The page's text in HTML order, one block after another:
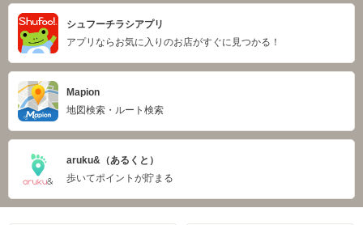
シュフーチラシアプリ
アプリならお気に入りのお店がすぐに見つかる！
Mapion
地図検索・ルート検索
aruku&（あるくと）
歩いてポイントが貯まる